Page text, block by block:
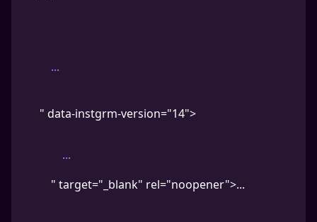
...
" data-instgrm-version="14">
...
" target="_blank" rel="noopener">...